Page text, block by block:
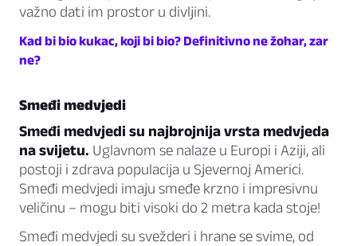
važno dati im prostor u divljini.
Kad bi bio kukac, koji bi bio? Definitivno ne žohar, zar
ne?
Smeđi medvjedi
Smeđi medvjedi su najbrojnija vrsta medvjeda
na svijetu. Uglavnom se nalaze u Europi i Aziji, ali
postoji i zdrava populacija u Sjevernoj Americi.
Smeđi medvjedi imaju smeđe krzno i impresivnu
veličinu – mogu biti visoki do 2 metra kada stoje!
Smeđi medvjedi su svežderi i hrane se svime, od